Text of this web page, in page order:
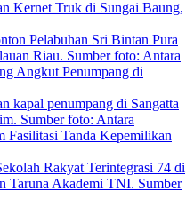
Kernet Truk di Sungai Baung,
Angkut Penumpang di
Fasilitasi Tanda Kepemilikan